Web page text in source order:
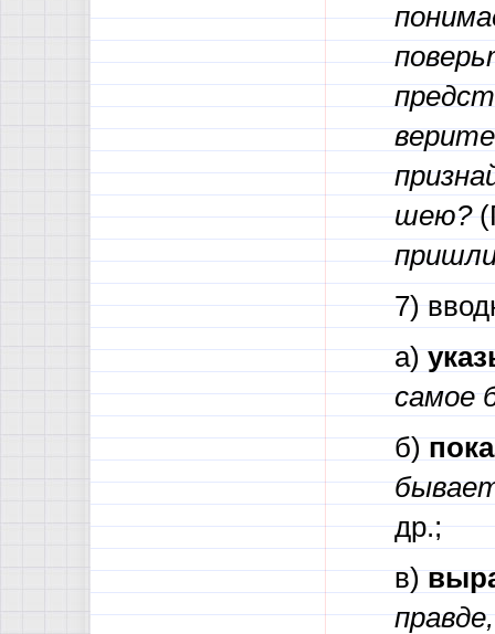
шею?
7)
а)
самое
б)
др.;
в)